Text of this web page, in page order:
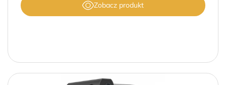
Zobacz produkt